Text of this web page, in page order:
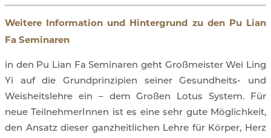
Weitere Information und Hintergrund zu den Pu Lian
Fa Seminaren
in den Pu Lian Fa Seminaren geht Großmeister Wei Ling
Yi auf die Grundprinzipien seiner Gesundheits- und
Weisheitslehre ein – dem Großen Lotus System. Für
neue TeilnehmerInnen ist es eine sehr gute Möglichkeit,
den Ansatz dieser ganzheitlichen Lehre für Körper, Herz